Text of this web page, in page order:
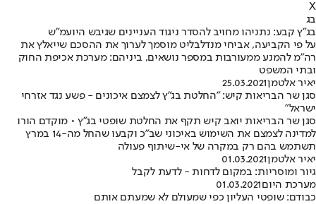
X
בג
בג"ץ קבע: נתניהו מחויב להסדר ניגוד העניינים שגיבש היועמ"ש
על פי הקביעה, אביחי מנדלבליט מוסמך לערוך את ההסכם שייאלץ את
רה"מ להמנע ממעורבות במספר נושאים, ביניהם: מערכת אכיפת החוק
ובתי המשפט
יאיר אלטמן25.03.2021
סגן שר הבריאות קיש: "החלטת בג"ץ לצמצם איכונים - פשע נגד אזרחי
ישראל"
סגן שר הבריאות יואב קיש תקף את החלטת שופטי בג"ץ • מוקדם הורו
למדינה לצמצם את השימוש באיכוני שב"כ וקבעו שהחל מה-14 במרץ
תשתמש בהם רק במקרה של אי-שיתוף פעולה
יאיר אלטמן01.03.2021
גיור ומוסריות: במקום לדחות - לדעת לקבל
מערכת היום01.03.2021
כבודם: שופטי העליון כפי שמעולם לא שמעתם אותם